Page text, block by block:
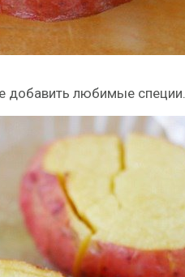
добавить любимые специи.